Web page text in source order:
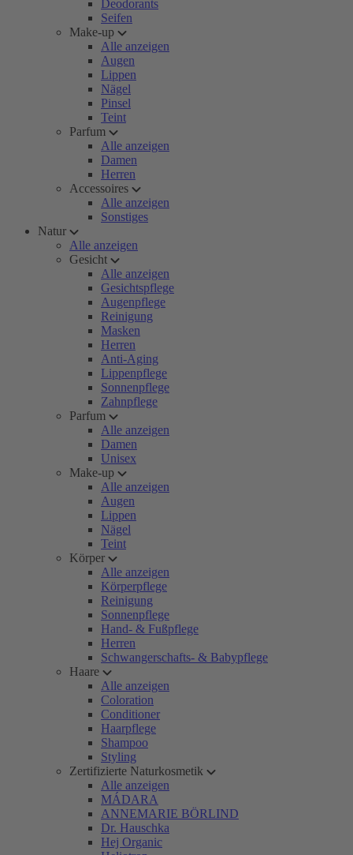
Deodorants
Seifen
Make-up
Alle anzeigen
Augen
Lippen
Nägel
Pinsel
Teint
Parfum
Alle anzeigen
Damen
Herren
Accessoires
Alle anzeigen
Sonstiges
Natur
Alle anzeigen
Gesicht
Alle anzeigen
Gesichtspflege
Augenpflege
Reinigung
Masken
Herren
Anti-Aging
Lippenpflege
Sonnenpflege
Zahnpflege
Parfum
Alle anzeigen
Damen
Unisex
Make-up
Alle anzeigen
Augen
Lippen
Nägel
Teint
Körper
Alle anzeigen
Körperpflege
Reinigung
Sonnenpflege
Hand- & Fußpflege
Herren
Schwangerschafts- & Babypflege
Haare
Alle anzeigen
Coloration
Conditioner
Haarpflege
Shampoo
Styling
Zertifizierte Naturkosmetik
Alle anzeigen
MÁDARA
ANNEMARIE BÖRLIND
Dr. Hauschka
Hej Organic